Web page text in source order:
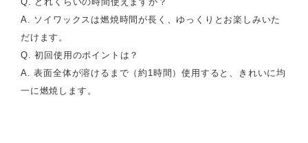
A. ソイワックスは燃焼時間が長く、ゆっくりとお楽しみいた
だけます。
Q. 初回使用のポイントは？
A. 表面全体が溶けるまで（約1時間）使用すると、きれいに均
一に燃焼します。